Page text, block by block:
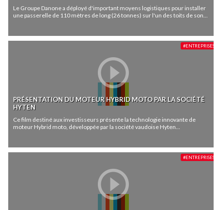
Le Groupe Danone a déployé d'important moyens logistiques pour installer
une passerelle de 110 mètres de long (26 tonnes) sur l'un des toits de son...
PRÉSENTATION DU MOTEUR HYBRID MOTO PAR LA SOCIÉTÉ
HYTEN
Ce film destiné aux investisseurs présente la technologie innovante de
moteur Hybrid moto, développée par la société vaudoise Hyten...
#ENTREPRISES
#ENTREPRISES